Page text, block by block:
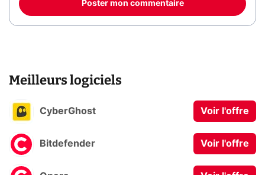
Poster mon commentaire
Meilleurs logiciels
CyberGhost Voir l'offre
Bitdefender Voir l'offre